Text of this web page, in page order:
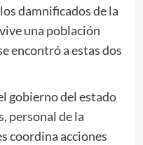
damnificados de la
una población
encontró a estas dos
gobierno del estado
personal de la
coordina acciones